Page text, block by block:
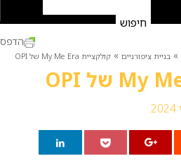
» בניית ציפורניים » קולקציית My Me Era של OPI
הדפס